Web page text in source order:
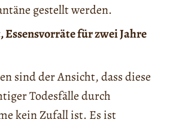
gestellt werden.
für zwei Jahre
sind der Ansicht, dass diese
Todesfälle durch
kein Zufall ist. Es ist